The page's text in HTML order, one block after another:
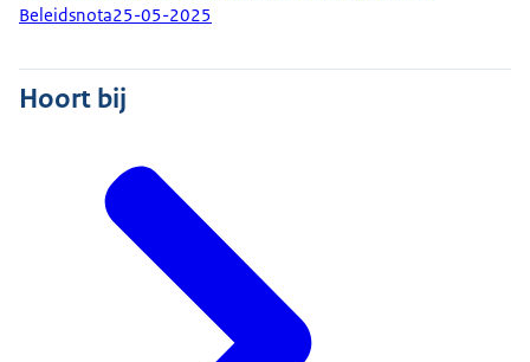
Beleidsnota25-05-2025
Hoort bij